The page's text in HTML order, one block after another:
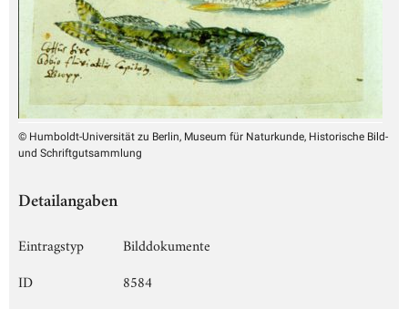
© Humboldt-Universität zu Berlin, Museum für Naturkunde, Historische Bild-
und Schriftgutsammlung
Detailangaben
Eintragstyp
Bilddokumente
ID
8584